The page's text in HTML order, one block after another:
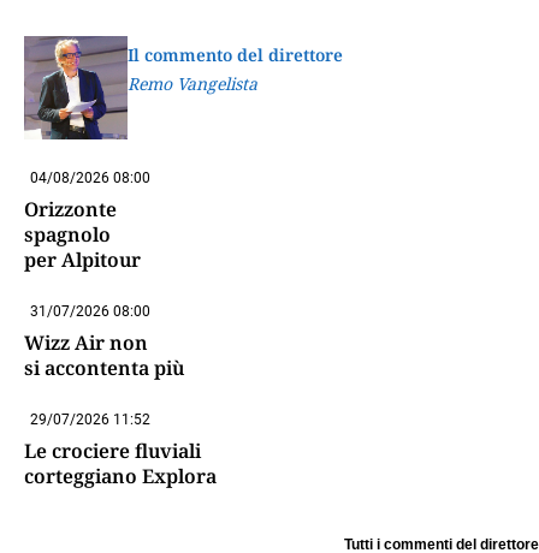
Il commento del direttore
Remo Vangelista
04/08/2026 08:00
Orizzonte
spagnolo
per Alpitour
31/07/2026 08:00
Wizz Air non
si accontenta più
29/07/2026 11:52
Le crociere fluviali
corteggiano Explora
Tutti i commenti del direttore